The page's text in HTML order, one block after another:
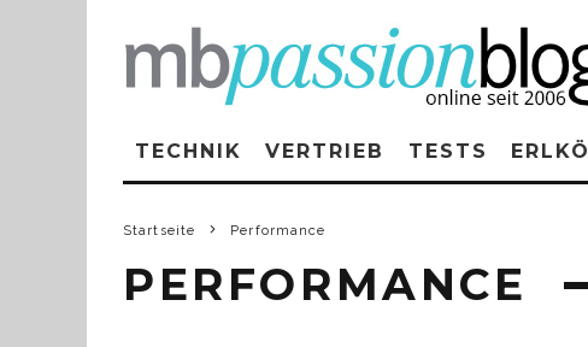
TECHNIK VERTRIEB TESTS
Startseite Performance
PERFORMANCE